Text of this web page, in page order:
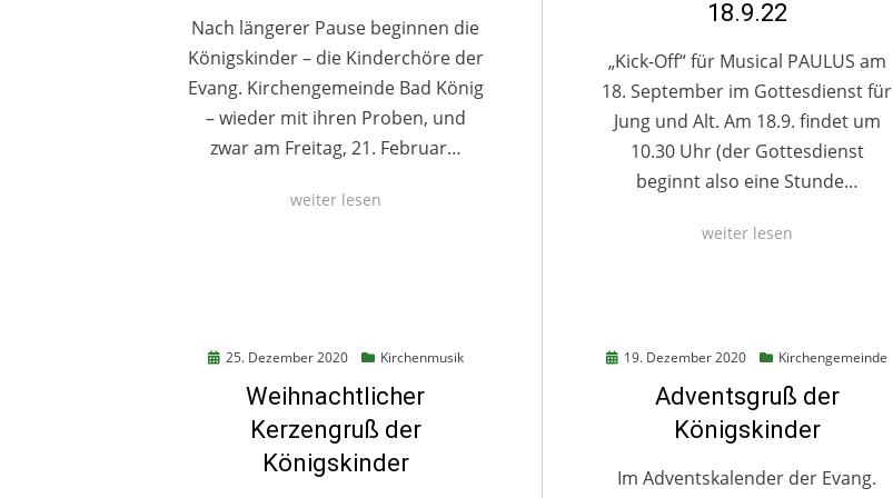
Nach längerer Pause beginnen die
Königskinder – die Kinderchöre der
Evang. Kirchengemeinde Bad König
– wieder mit ihren Proben, und
zwar am Freitag, 21. Februar…
weiter lesen
18.9.22
„Kick-Off“ für Musical PAULUS am
18. September im Gottesdienst für
Jung und Alt. Am 18.9. findet um
10.30 Uhr (der Gottesdienst
beginnt also eine Stunde…
weiter lesen
Posted25. Dezember 2020 Kirchenmusik
Weihnachtlicher
Kerzengruß der
Königskinder
Posted19. Dezember 2020 Kirchengemeinde
Adventsgruß der
Königskinder
Im Adventskalender der Evang.